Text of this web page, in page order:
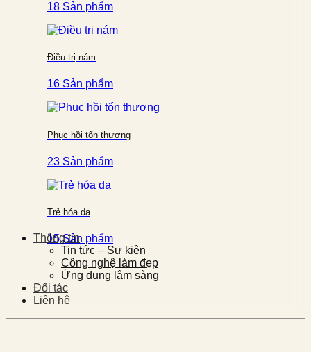
18 Sản phẩm
Điều trị nám
16 Sản phẩm
Phục hồi tổn thương
23 Sản phẩm
Trẻ hóa da
15 Sản phẩm
Thông tin
Tin tức – Sự kiện
Công nghệ làm đẹp
Ứng dụng lâm sàng
Đối tác
Liên hệ